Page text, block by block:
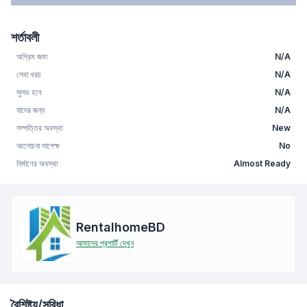
শর্তাবলী
অগ্রিম জমা
N/A
সেবা খরচ
N/A
সুলভ হবে
N/A
যাদের জন্য
N/A
সম্পত্তির অবস্থা
New
আলোচনা সাপেক্ষ
No
নির্মাণের অবস্থা
Almost Ready
RentalhomeBD
আমাদের প্রপার্টি দেখুন